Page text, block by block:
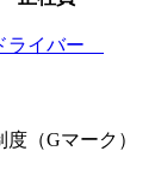
（Gマーク）